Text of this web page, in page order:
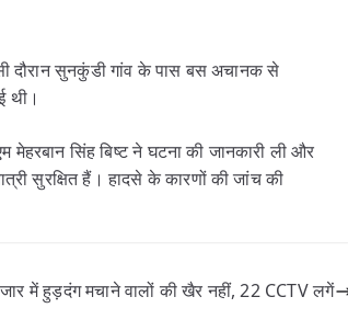
दौरान सुनकुंडी गांव के पास बस अचानक से
थी।
सिंह बिष्ट ने घटना की जानकारी ली और
सुरक्षित हैं। हादसे के कारणों की जांच की
में हुड़दंग मचाने वालों की खैर नहीं, 22 CCTV लगें